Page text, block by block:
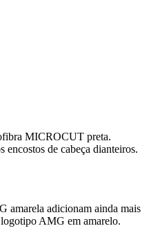
MICROCUT preta.
encostos de cabeça dianteiros.
amarela adicionam ainda mais
logotipo AMG em amarelo.